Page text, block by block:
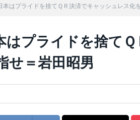
o
本はプライドを捨てＱＲ決済でキャッシュレス化
はプライドを捨てＱ
せ＝岩田昭男